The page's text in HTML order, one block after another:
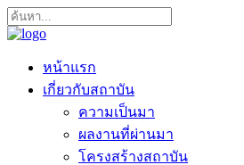
หน้าแรก
เกี่ยวกับสถาบัน
ความเป็นมา
ผลงานที่ผ่านมา
โครงสร้างสถาบัน